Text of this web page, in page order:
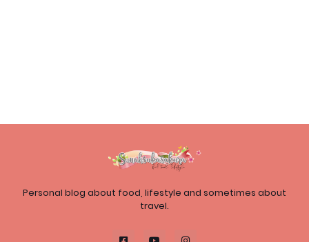
Personal blog about food, lifestyle and sometimes about
travel.